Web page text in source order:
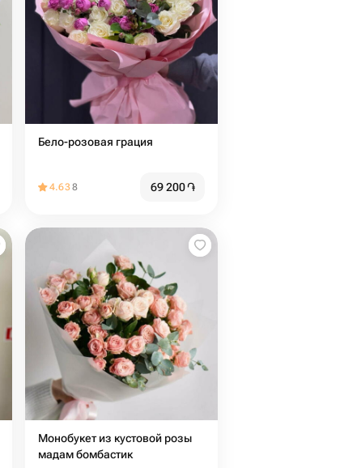
Бело-розовая грация
4.638 69 200֏
Монобукет из кустовой розы
мадам бомбастик